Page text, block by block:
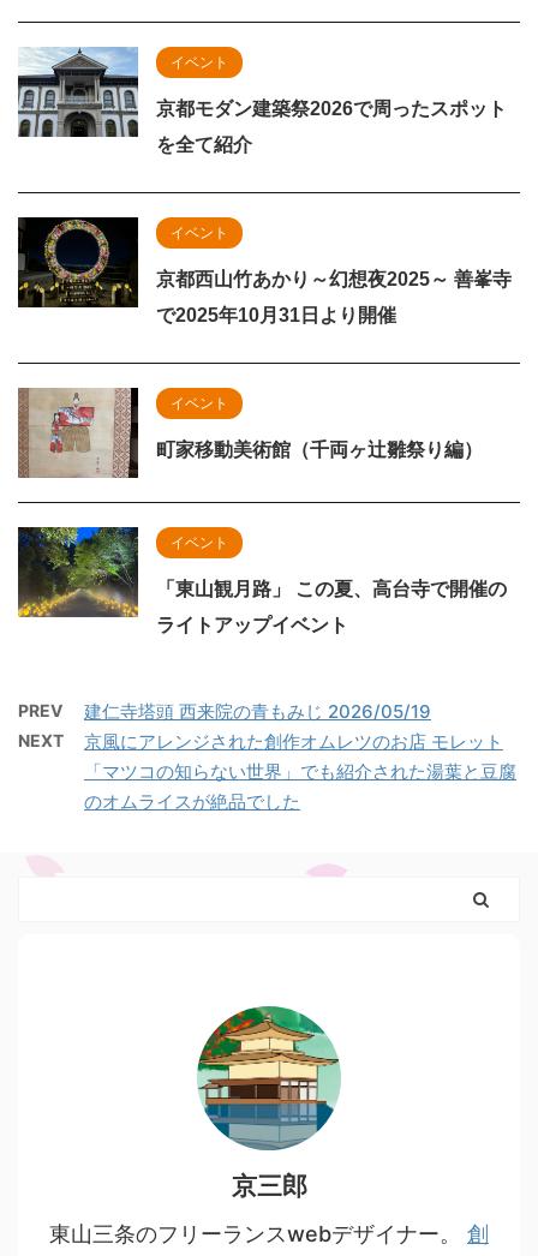
イベント
京都モダン建築祭2026で周ったスポット
を全て紹介
イベント
京都西山竹あかり～幻想夜2025～ 善峯寺
で2025年10月31日より開催
イベント
町家移動美術館（千両ヶ辻雛祭り編）
イベント
「東山観月路」 この夏、高台寺で開催の
ライトアップイベント
PREV 建仁寺塔頭 西来院の青もみじ 2026/05/19
NEXT
京風にアレンジされた創作オムレツのお店 モレット
「マツコの知らない世界」でも紹介された湯葉と豆腐
のオムライスが絶品でした
京三郎
東山三条のフリーランスwebデザイナー。 創